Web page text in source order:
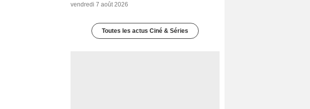
vendredi 7 août 2026
Toutes les actus Ciné & Séries